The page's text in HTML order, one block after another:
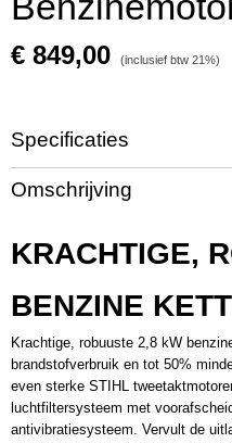
€ 849,00 (inclusief btw 21%)
Specificaties
Productcode
861-575
11412000197 (40 cm)
5,60 Kg
5,60 Kg
Omschrijving
KRACHTIGE,
BENZINE
Krachtige, robuuste 2,8 kW
brandstofverbruik en tot 50%
even sterke STIHL
luchtfiltersysteem met
antivibratiesysteem. Vervult de